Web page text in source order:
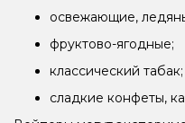
освежающие,
фруктово-ягодные;
классический табак;
сладкие конфеты,